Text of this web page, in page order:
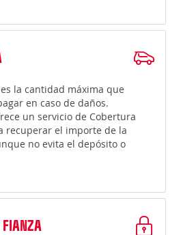
la cantidad máxima que
en caso de daños.
un servicio de Cobertura
recuperar el importe de la
no evita el depósito o
FIANZA